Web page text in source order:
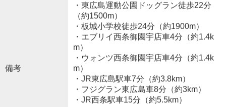
備考
・東広島運動公園ドッグラン徒歩22分
（約1500m）
・板城小学校徒歩24分（約1900m）
・エブリイ西条御園宇店車4分（約1.4k
m）
・ウォンツ西条御園宇店車4分（約1.4k
m）
・JR東広島駅車7分（約3.8km）
・フジグラン東広島車8分（約3km）
・JR西条駅車15分（約5.5km）